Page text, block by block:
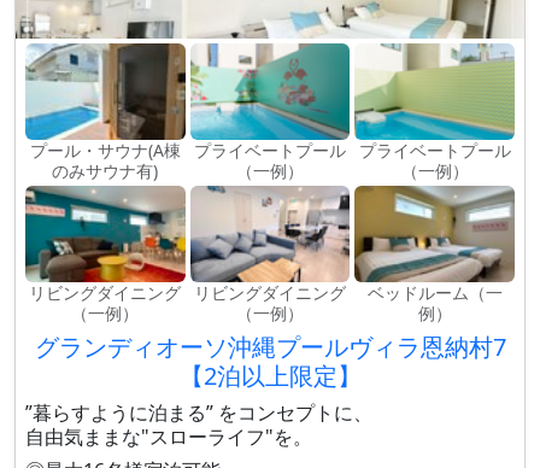
プール・サウナ(A棟
のみサウナ有)
プライベートプール
（一例）
プライベートプール
（一例）
リビングダイニング
（一例）
リビングダイニング
（一例）
ベッドルーム（一
例）
グランディオーソ沖縄プールヴィラ恩納村7
【2泊以上限定】
”暮らすように泊まる” をコンセプトに、
自由気ままな"スローライフ"を。